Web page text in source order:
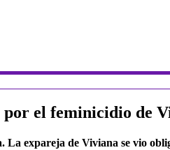
el feminicidio de
expareja de Viviana se vio